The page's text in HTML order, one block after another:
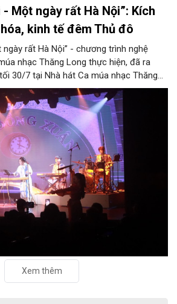
- Một ngày rất Hà Nội”: Kích
kinh tế đêm Thủ đô
ngày rất Hà Nội” - chương trình nghệ
nhạc Thăng Long thực hiện, đã ra
30/7 tại Nhà hát Ca múa nhạc Thăng
Văn Can, phường Hoàn Kiếm).
Xem thêm